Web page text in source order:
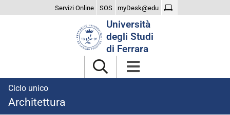
Servizi Online SOS myDesk@edu
Università
degli Studi
di Ferrara
Ciclo unico
Architettura